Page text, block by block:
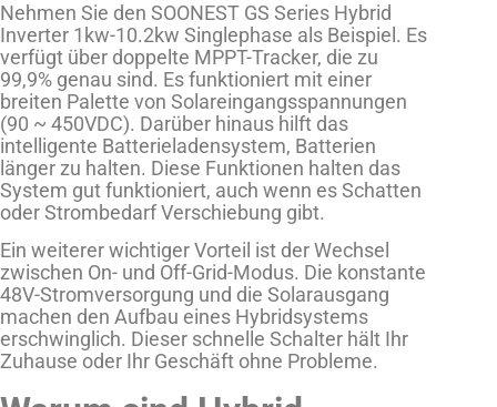
Nehmen Sie den SOONEST GS Series Hybrid
Inverter 1kw-10.2kw Singlephase als Beispiel. Es
verfügt über doppelte MPPT-Tracker, die zu
99,9% genau sind. Es funktioniert mit einer
breiten Palette von Solareingangsspannungen
(90 ~ 450VDC). Darüber hinaus hilft das
intelligente Batterieladensystem, Batterien
länger zu halten. Diese Funktionen halten das
System gut funktioniert, auch wenn es Schatten
oder Strombedarf Verschiebung gibt.
Ein weiterer wichtiger Vorteil ist der Wechsel
zwischen On- und Off-Grid-Modus. Die konstante
48V-Stromversorgung und die Solarausgang
machen den Aufbau eines Hybridsystems
erschwinglich. Dieser schnelle Schalter hält Ihr
Zuhause oder Ihr Geschäft ohne Probleme.